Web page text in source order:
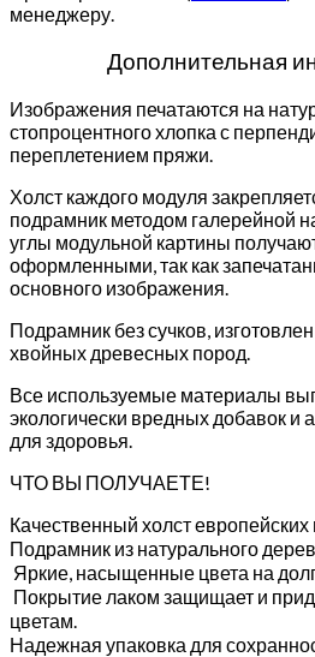
менеджеру.
Дополнительная
Изображения печатаются на
стопроцентного хлопка с
переплетением пряжи.
Холст каждого модуля
подрамник методом галерейной
углы модульной картины
оформленными, так как
основного изображения.
Подрамник без сучков,
хвойных древесных пород.
Все используемые материалы
экологически вредных добавок и
для здоровья.
ЧТО ВЫ ПОЛУЧАЕТЕ!
Качественный холст
Подрамник из натурального
Яркие, насыщенные цвета на
Покрытие лаком защищает и
цветам.
Надежная упаковка для